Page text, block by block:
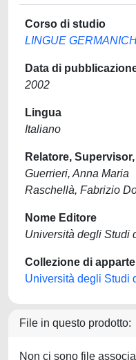
Corso di studio
LINGUE
Data di
2002
Lingua
Italiano
Relatore,
Guerrieri, Anna Maria
Raschellà, Fabrizio
Nome Editore
Università degli Studi
Collezione di
Università degli Studi
File in questo prodotto:
Non ci sono file